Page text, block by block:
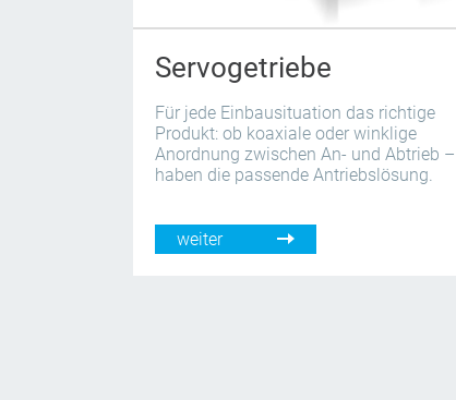
Servogetriebe
Für jede Einbausituation das richtige
Produkt: ob koaxiale oder winklige
Anordnung zwischen An- und Abtrieb
haben die passende Antriebslösung.
weiter